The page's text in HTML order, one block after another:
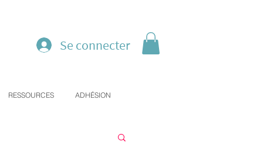
Se connecter
RESSOURCES ADHÉSION